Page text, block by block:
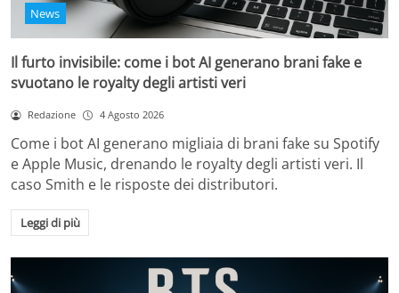
News
Il furto invisibile: come i bot AI generano brani fake e
svuotano le royalty degli artisti veri
Redazione 4 Agosto 2026
Come i bot AI generano migliaia di brani fake su Spotify
e Apple Music, drenando le royalty degli artisti veri. Il
caso Smith e le risposte dei distributori.
Leggi di più